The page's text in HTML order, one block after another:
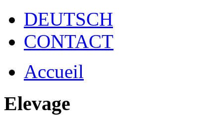
DEUTSCH
CONTACT
Accueil
Elevage